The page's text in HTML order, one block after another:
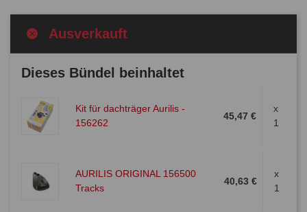
Ausverkauft
Dieses Bündel beinhaltet
Kit für dachträger Aurilis -
156262
45,47 €
x
1
AURILIS ORIGINAL 156500
Tracks
40,63 €
x
1